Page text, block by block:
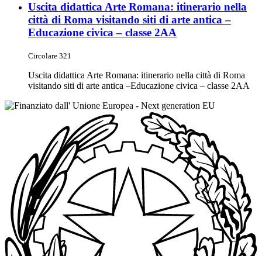
Uscita didattica Arte Romana: itinerario nella
città di Roma visitando siti di arte antica –
Educazione civica – classe 2AA
Circolare 321
Uscita didattica Arte Romana: itinerario nella città di Roma
visitando siti di arte antica –Educazione civica – classe 2AA